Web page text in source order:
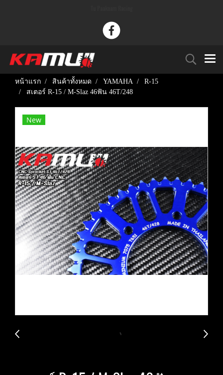
หน้าแรก สินค้าทั้งหมด YAMAHA
R-15
สเตอร์ R-15 / M-Slaz 46ฟัน 46T/248
New